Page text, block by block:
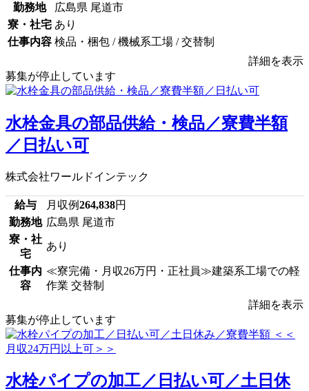
勤務地
広島県 尾道市
寮・社宅 あり
仕事内容 検品・梱包 / 機械系工場 / 交替制
詳細を表示
募集が停止しています
水栓金具の部品供給・検品／寮費半額
／日払い可
株式会社ワールドインテック
給与 月収例264,838円
勤務地 広島県 尾道市
寮・社
宅
あり
仕事内
容
≪寮完備・月収26万円・正社員≫建築系工場での軽
作業 交替制
詳細を表示
募集が停止しています
水栓パイプの加工／日払い可／土日休